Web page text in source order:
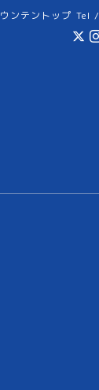
ンテントップ Tel /